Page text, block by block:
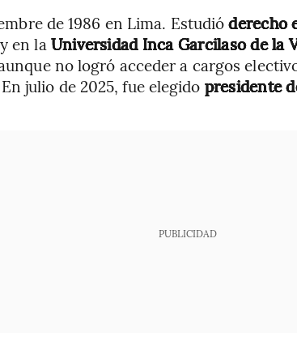
de 1986 en Lima. Estudióderecho
en la Universidad Inca Garcilaso de la
no logró acceder a cargos
julio de 2025, fue elegido presidente
PUBLICIDAD